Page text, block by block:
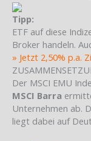
Tipp:
ETF auf diese
Broker handeln.
» Jetzt 2,50% p.a.
Der MSCI EMU
MSCI Barra
Unternehmen ab.
liegt dabei auf